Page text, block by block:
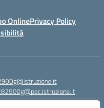
OnlinePrivacy Policy